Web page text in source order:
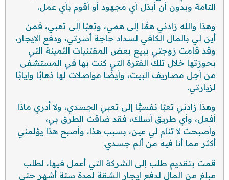
التامة وبدون أن أبذل أي مجهود أو أقوم بأي عمل.
وهذا والله زادني همًّا إلى همي، وتعبًا إلى تعبي، فمن
أين لي بالمال الكافي لسداد حاجة أسرتي، ودفع الإيجار،
وقد قامت زوجتي ببيع بعض المقتنيات الثمينة التي
بحوزتها خلال تلك الفترة التي كنت بها في المستشفى
من أجل مصاريف البيت، وأيضًا مواصلات لها ذهابًا وإيابًا
لزيارتي.
وهذا زادني تعبًا نفسيًّا إلى تعبي الجسدي، ولا أدري ماذا
أفعل، وأي طريق أسلك، فقد ضاقت الطرق بي،
وأصبحت لا تنام لي عين، بسبب هذا، وأصبح هذا يؤلمني
أكثر مما أنا فيه من ألم جسدي.
قمت بتقديم طلب إلى الشركة التي أعمل فيها، لطلب
مبلغ من المال لدفع إيجار الشقة لمدة ستة أشهر حتى